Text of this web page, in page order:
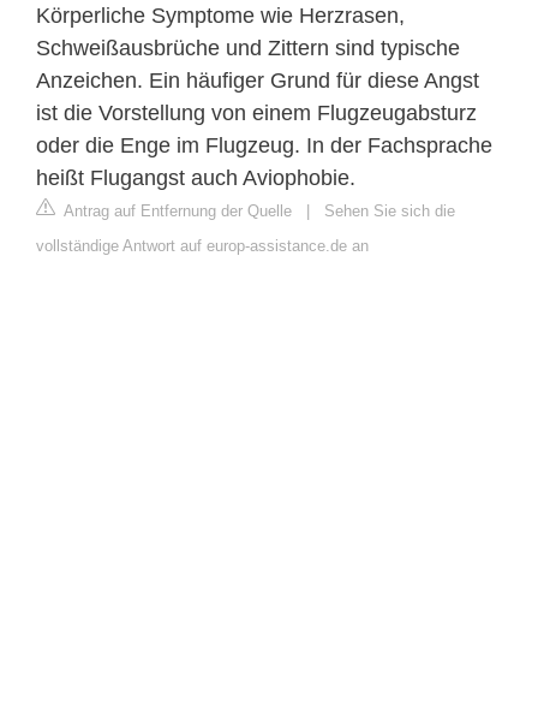
Körperliche Symptome wie Herzrasen,
Schweißausbrüche und Zittern sind typische
Anzeichen. Ein häufiger Grund für diese Angst
ist die Vorstellung von einem Flugzeugabsturz
oder die Enge im Flugzeug. In der Fachsprache
heißt Flugangst auch Aviophobie.
Antrag auf Entfernung der Quelle | Sehen Sie sich die
vollständige Antwort auf europ-assistance.de an